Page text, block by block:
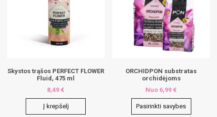
Skystos trąšos PERFECT FLOWER
Fluid, 475 ml
8,49 €
Į krepšelį
ORCHIDPON substratas
orchidėjoms
Nuo 6,99 €
Pasirinkti savybes